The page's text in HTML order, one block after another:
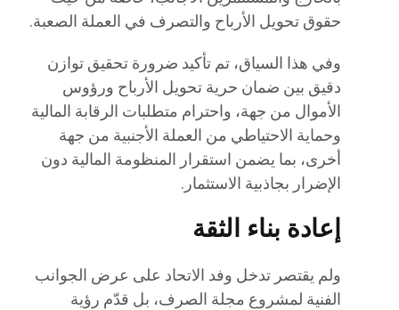
حقوق تحويل الأرباح والتصرف في العملة الصعبة.
وفي هذا السياق، تم تأكيد ضرورة تحقيق توازن
دقيق بين ضمان حرية تحويل الأرباح ورؤوس
الأموال من جهة، واحترام متطلبات الرقابة المالية
وحماية الاحتياطي من العملة الأجنبية من جهة
أخرى، بما يضمن استقرار المنظومة المالية دون
الإضرار بجاذبية الاستثمار.
إعادة بناء الثقة
ولم يقتصر تدخل وفد الاتحاد على عرض الجوانب
الفنية لمشروع مجلة الصرف، بل قدّم رؤية